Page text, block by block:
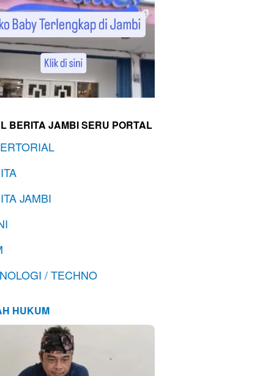
BERITA JAMBI SERU PORTAL
JAMBI
/ TECHNO
HUKUM